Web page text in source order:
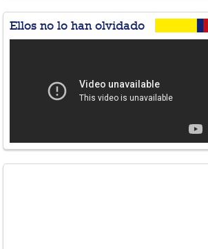
Ellos no lo han olvidado